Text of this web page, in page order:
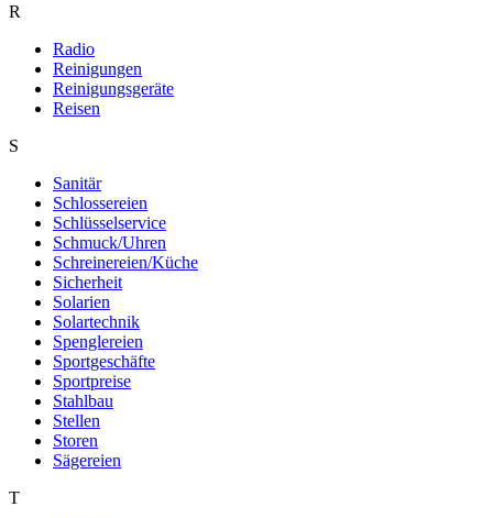
R
Radio
Reinigungen
Reinigungsgeräte
Reisen
S
Sanitär
Schlossereien
Schlüsselservice
Schmuck/Uhren
Schreinereien/Küche
Sicherheit
Solarien
Solartechnik
Spenglereien
Sportgeschäfte
Sportpreise
Stahlbau
Stellen
Storen
Sägereien
T